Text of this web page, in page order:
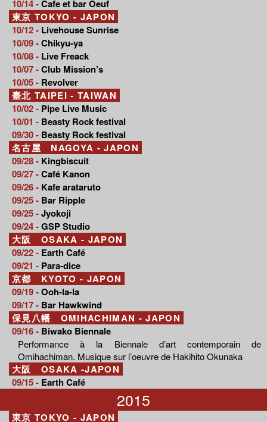
10/14 -Cafe et bar Oeuf
東京 TOKYO - JAPON
10/12 - Livehouse Sunrise
10/09 -Chikyu-ya
10/08 - Live Freack
10/07 -Club Mission’s
10/05 - Revolver
臺北 TAIPEI - TAIWAN
10/02 - Pipe Live Music
10/01 - Beasty Rock festival
09/30 - Beasty Rock festival
名古屋 NAGOYA - JAPON
09/28 - Kingbiscuit
09/27 -Café Kanon
09/26 - Kafe arataruto
09/25 - Bar Ripple
09/25 -Jyokoji
09/24 -GSP Studio
大阪 OSAKA - JAPON
09/22 - Earth Café
09/21 - Para-dice
京都 KYOTO - JAPON
09/19 -Ooh-la-la
09/17 - Bar Hawkwind
保見八幡 OMIHACHIMAN - JAPON
09/16 - Biwako Biennale
Performance à la Biennale d’art contemporain de
Omihachiman. Musique sur l’oeuvre de Hakihito Okunaka
大阪 OSAKA -JAPON
09/15 - Earth Café
2015
東京 TOKYO - JAPON